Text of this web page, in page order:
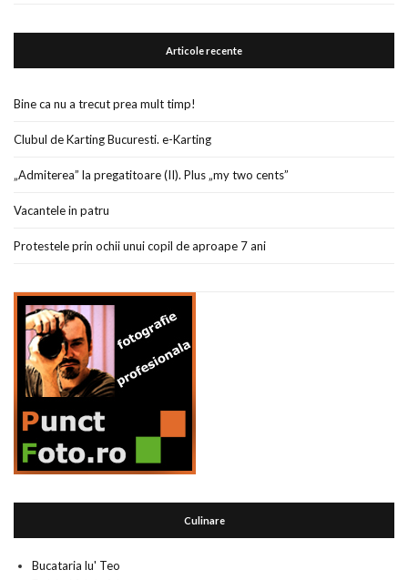
Articole recente
Bine ca nu a trecut prea mult timp!
Clubul de Karting Bucuresti. e-Karting
„Admiterea” la pregatitoare (II). Plus „my two cents”
Vacantele in patru
Protestele prin ochii unui copil de aproape 7 ani
Culinare
Bucataria lu' Teo